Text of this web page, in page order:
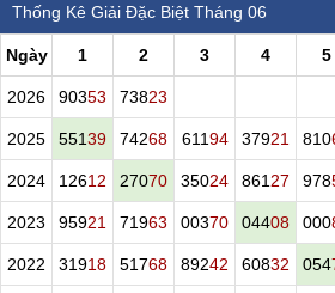
Thống Kê Giải Đặc Biệt Tháng 06
Ngày 1 2 3 4 5
2026 90353 73823
2025 55139 74268 61194 37921 810
2024 12612 27070 35024 861 27 978
2023 95921 71963 00370 04408 000
2022 31918 51768 89242 60832 054